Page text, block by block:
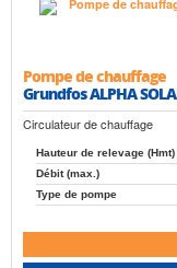
Pompe de chauffage
Grundfos ALPHA
Circulateur de chauffage
Hauteur de relevage (Hmt)
Débit (max.)
Type de pompe